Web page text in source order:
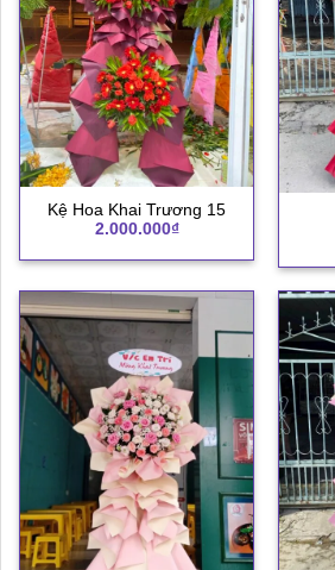
Kệ Hoa Khai Trương 15
2.000.000₫